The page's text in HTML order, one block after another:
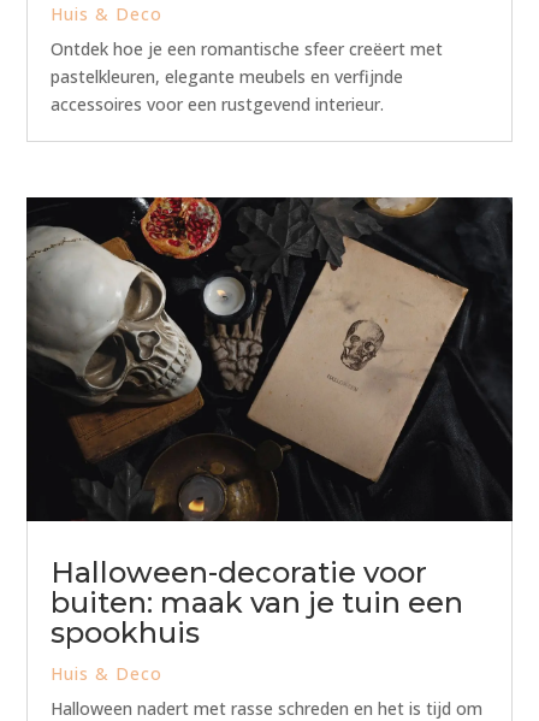
Huis & Deco
Ontdek hoe je een romantische sfeer creëert met
pastelkleuren, elegante meubels en verfijnde
accessoires voor een rustgevend interieur.
Halloween-decoratie voor
buiten: maak van je tuin een
spookhuis
Huis & Deco
Halloween nadert met rasse schreden en het is tijd om